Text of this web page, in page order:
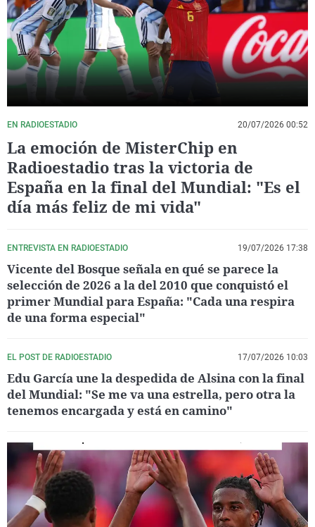
La rosa de los vientos
Gente viajera
Como el perro y el
Caso
Retornados
Equipo de
Operación Viuda
Extremadura
Galicia
La Rioja
Navarra
País Vasco
Virales
Televisión
Elecciones
EN RADIOESTADIO 20/07/2026 00:52
La emoción de MisterChip en
Radioestadio tras la victoria de
España en la final del Mundial: "Es el
día más feliz de mi vida"
ENTREVISTA EN RADIOESTADIO 19/07/2026 17:38
Vicente del Bosque señala en qué se parece la
selección de 2026 a la del 2010 que conquistó el
primer Mundial para España: "Cada una respira
de una forma especial"
EL POST DE RADIOESTADIO 17/07/2026 10:03
Edu García une la despedida de Alsina con la final
del Mundial: "Se me va una estrella, pero otra la
tenemos encargada y está en camino"